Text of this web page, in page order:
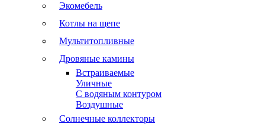
Экомебель
Котлы на щепе
Мультитопливные
Дровяные камины
Встраиваемые
Уличные
С водяным контуром
Воздушные
Солнечные коллекторы